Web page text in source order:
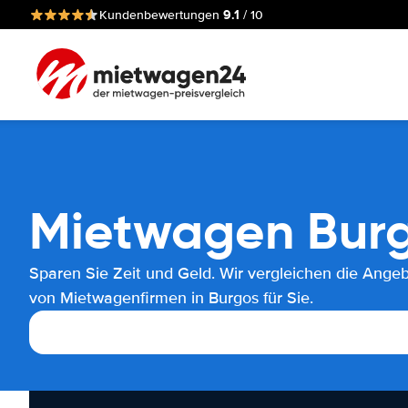
Kundenbewertungen 9.1 / 10
Mietwagen
Sparen Sie Zeit und Geld. Wir vergleichen die
von Mietwagenfirmen in Burgos für Sie.